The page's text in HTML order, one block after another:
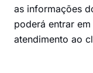
as informações
poderá entrar
atendimento ao